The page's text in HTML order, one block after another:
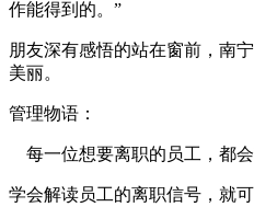
作能得到的。”
朋友深有感悟的站在窗前，南
美丽。
管理物语：
每一位想要离职的员工，都
学会解读员工的离职信号，就